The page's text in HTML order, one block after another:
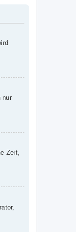
nur
Zeit,